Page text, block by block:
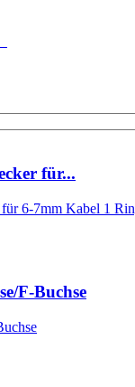
für...
F-Buchse